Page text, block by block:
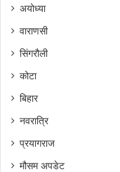
अयोध्या
वाराणसी
सिंगरौली
कोटा
बिहार
नवरात्रि
प्रयागराज
मौसम अपडेट